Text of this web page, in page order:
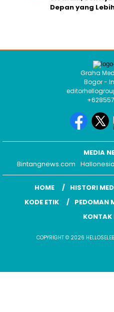
Depan yang
Graha
Bogor -
MEDIA
Bintangnews.com
HOME HISTORI
KODE ETIK
PEDOMAN
KONTAK
COPYRIGHT © 2026